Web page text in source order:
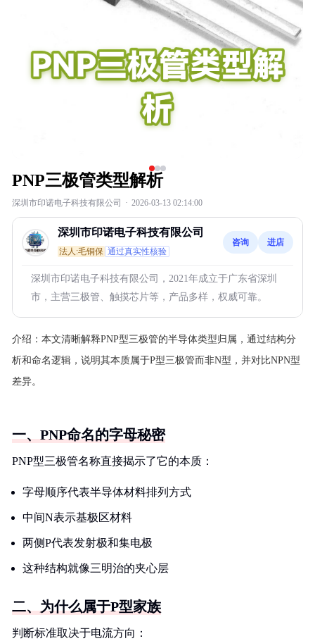
PNP三极管类型解析
深圳市印诺电子科技有限公司 · 2026-03-13 02:14:00
深圳市印诺电子科技有限公司
法人:毛铜保 通过真实性核验
咨询 进店
深圳市印诺电子科技有限公司，2021年成立于广东省深圳
市，主营三极管、触摸芯片等，产品多样，权威可靠。
介绍： 本文清晰解释PNP型三极管的半导体类型归属，通过结构分
析和命名逻辑，说明其本质属于P型三极管而非N型，并对比NPN型
差异。
一、PNP命名的字母秘密
PNP型三极管名称直接揭示了它的本质：
字母顺序代表半导体材料排列方式
中间N表示基极区材料
两侧P代表发射极和集电极
这种结构就像三明治的夹心层
二、为什么属于P型家族
判断标准取决于电流方向：